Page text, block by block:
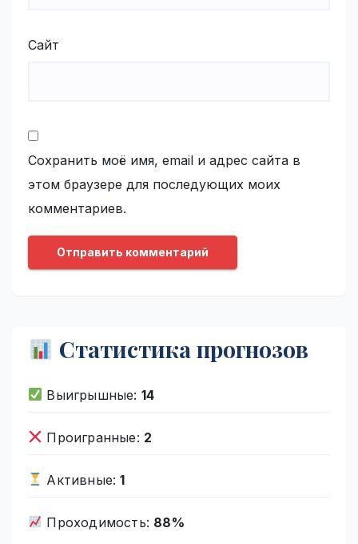
Сайт
Сохранить моё имя, email и адрес сайта в
этом браузере для последующих моих
комментариев.
Статистика прогнозов
Выигрышные: 14
Проигранные: 2
Активные:1
Проходимость: 88%